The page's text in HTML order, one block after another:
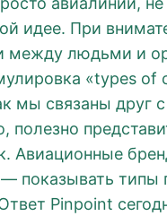
идее. При
между людьми и
«types
мы связаны
полезно
Авиационные
показывать типы
Pinpoint